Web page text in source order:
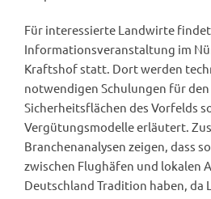
Für interessierte Landwirte findet
Informationsveranstaltung im
Kraftshof statt. Dort werden
notwendigen Schulungen für
Sicherheitsflächen des Vorfelds
Vergütungsmodelle erläutert.
Branchenanalysen zeigen, dass
zwischen Flughäfen und lokalen
Deutschland Tradition haben, da